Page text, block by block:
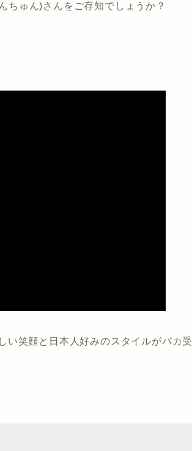
ちゅん)さんをご存知でしょうか？
い笑顔と日本人好みのスタイルがバカ受